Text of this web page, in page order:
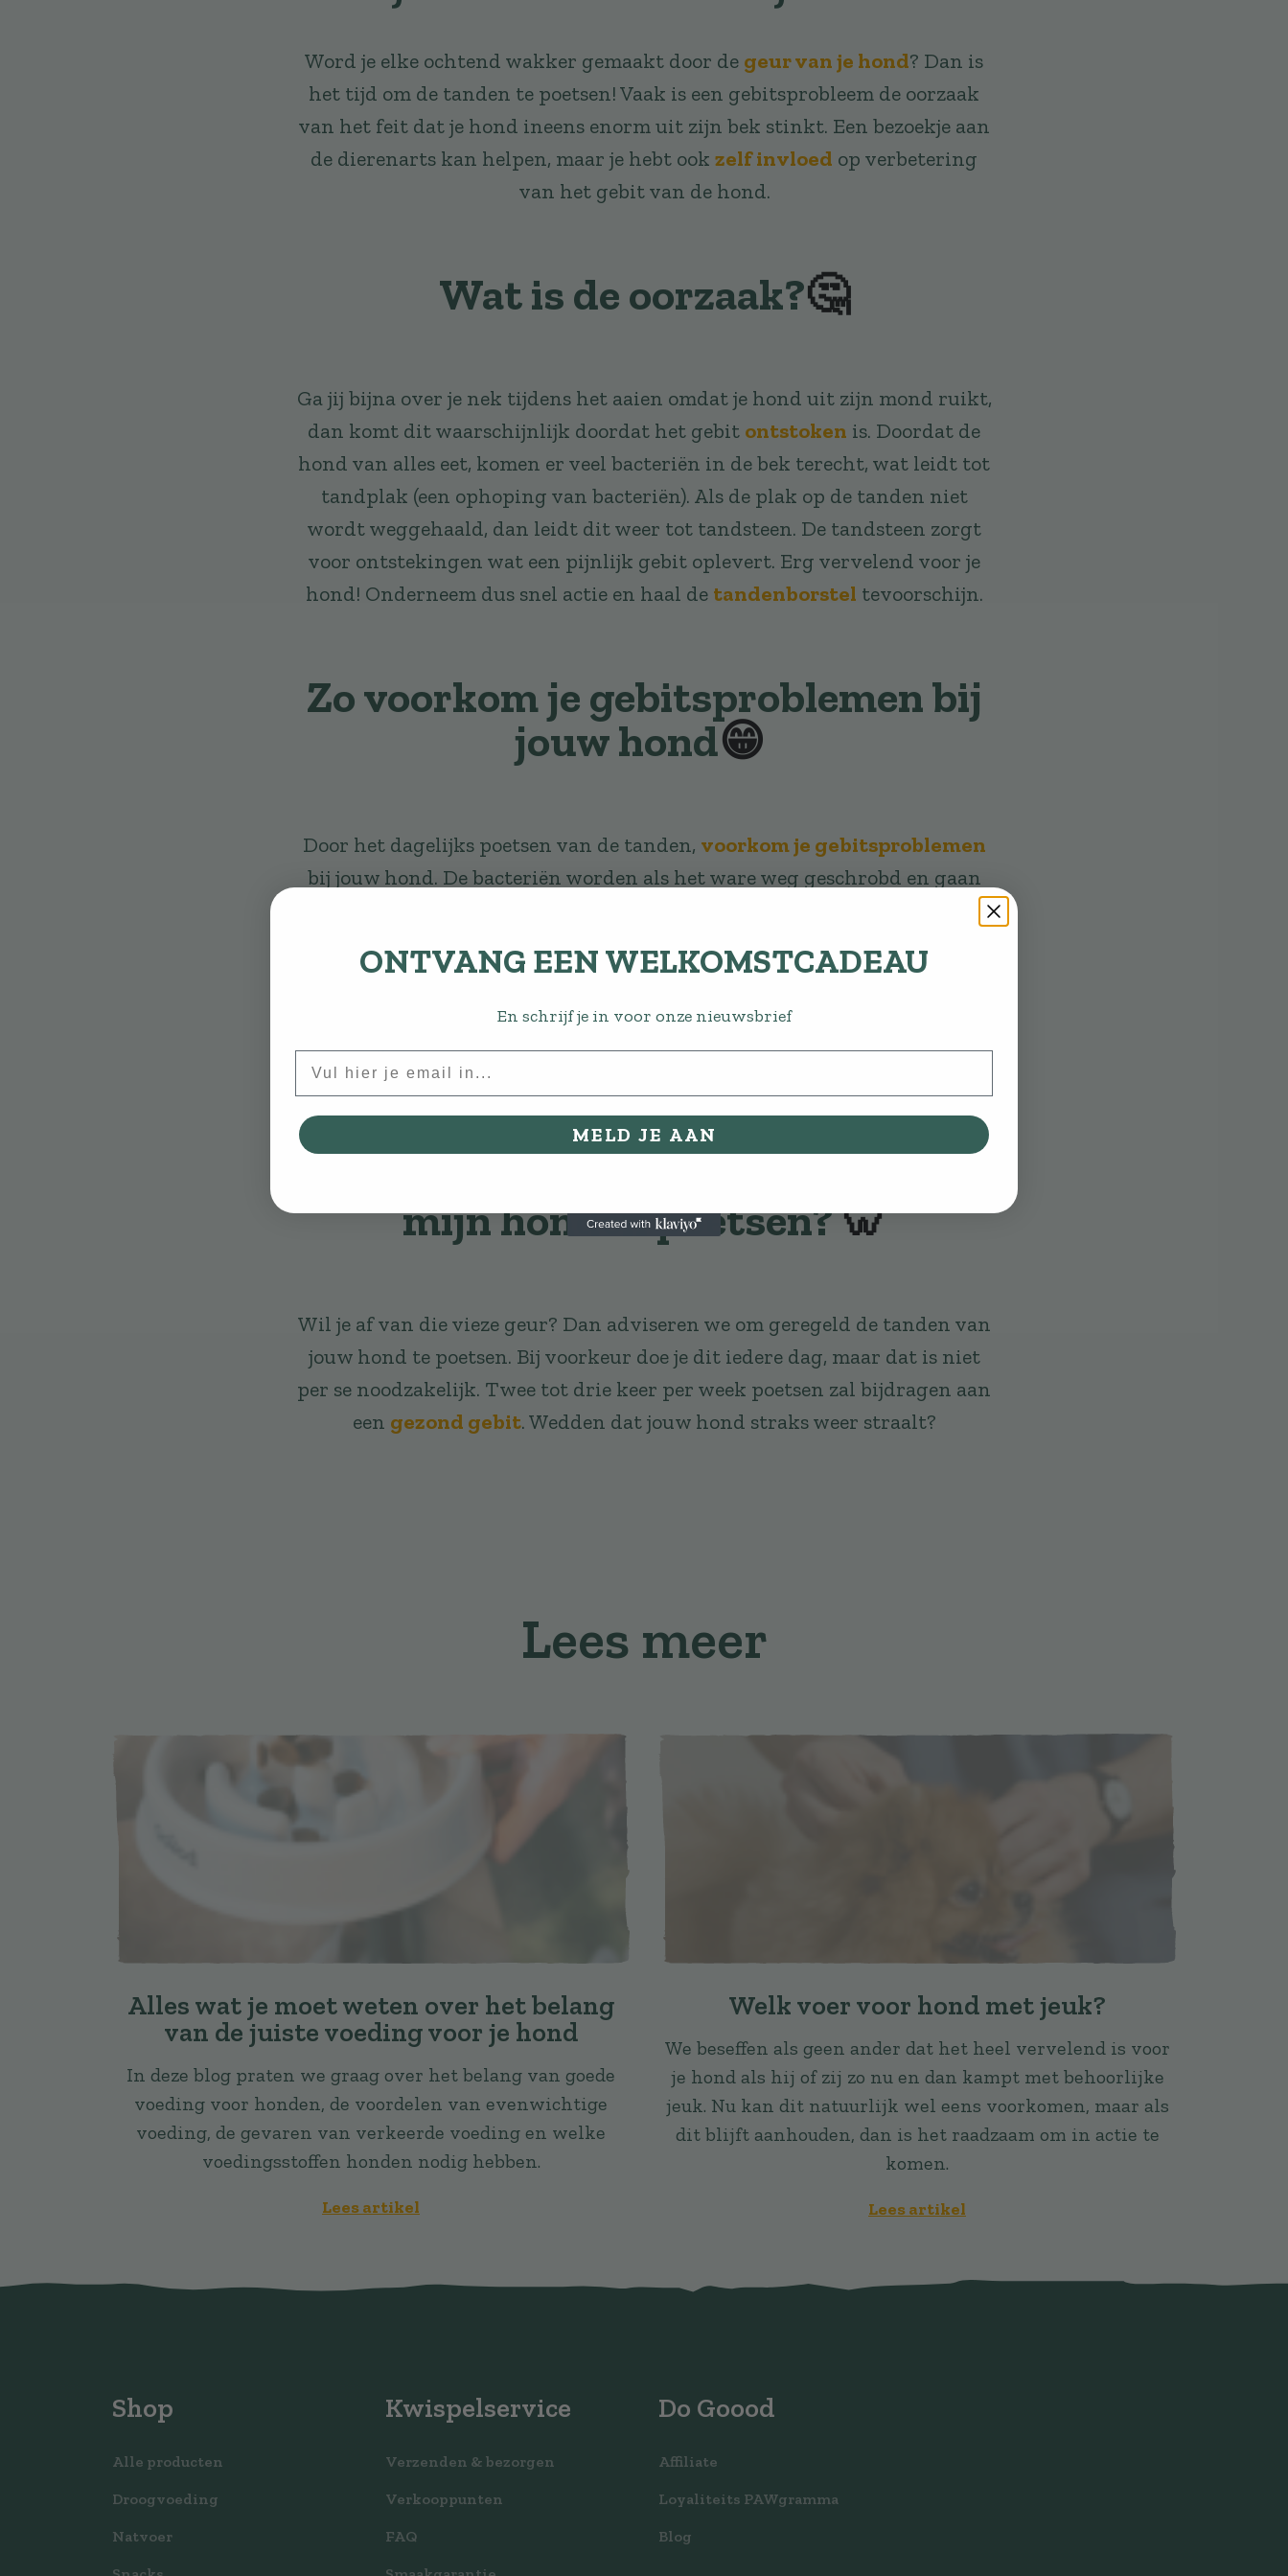
Word je elke ochtend wakker gemaakt door de geur van je hond? Dan is
het tijd om de tanden te poetsen! Vaak is een gebitsprobleem de oorzaak
van het feit dat je hond ineens enorm uit zijn bek stinkt. Een bezoekje aan
de dierenarts kan helpen, maar je hebt ook zelf invloed op verbetering
van het gebit van de hond.
Wat is de oorzaak?🤔
Ga jij bijna over je nek tijdens het aaien omdat je hond uit zijn mond ruikt,
dan komt dit waarschijnlijk doordat het gebit ontstoken is. Doordat de
hond van alles eet, komen er veel bacteriën in de bek terecht, wat leidt tot
tandplak (een ophoping van bacteriën). Als de plak op de tanden niet
wordt weggehaald, dan leidt dit weer tot tandsteen. De tandsteen zorgt
voor ontstekingen wat een pijnlijk gebit oplevert. Erg vervelend voor je
hond! Onderneem dus snel actie en haal de tandenborstel tevoorschijn.
Zo voorkom je gebitsproblemen bij
jouw hond😁
Door het dagelijks poetsen van de tanden, voorkom je gebitsproblemen
bij jouw hond. De bacteriën worden als het ware weg geschrobd en gaan
te geven: je hond
het raadzaam om zo nu en dan een kauwbot te geven of speciale speeltjes
gebitsreiniging. En ja, uiteraard geldt ook voor honden
mijn honden poetsen?🦷
Wil je af van die vieze geur? Dan adviseren we om geregeld de tanden van
jouw hond te poetsen. Bij voorkeur doe je dit iedere dag, maar dat is niet
per se noodzakelijk. Twee tot drie keer per week poetsen zal bijdragen aan
een gezond gebit. Wedden dat jouw hond straks weer straalt?
Lees meer
Alles wat je moet weten over het belang
van de juiste voeding voor je hond
In deze blog praten we graag over het belang van goede
voeding voor honden, de voordelen van evenwichtige
voeding, de gevaren van verkeerde voeding en welke
voedingsstoffen honden nodig hebben.
Lees artikel
Welk voer voor hond met jeuk?
We beseffen als geen ander dat het heel vervelend is voor
je hond als hij of zij zo nu en dan kampt met behoorlijke
jeuk. Nu kan dit natuurlijk wel eens voorkomen, maar als
dit blijft aanhouden, dan is het raadzaam om in actie te
komen.
Lees artikel
Shop
Alle producten
Droogvoeding
Natvoer
Kwispelservice
Verzenden & bezorgen
Verkooppunten
FAQ
Do Goood
Affiliate
Loyaliteits PAWgramma
Blog
ONTVANG EEN WELKOMSTCADEAU
En schrijf je in voor onze nieuwsbrief
MELD JE AAN